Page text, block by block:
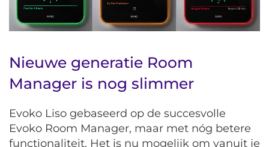
Nieuwe generatie Room
Manager is nog slimmer
Evoko Liso gebaseerd op de succesvolle
Evoko Room Manager, maar met nóg betere
functionaliteit. Het is nu mogelijk om vanuit je